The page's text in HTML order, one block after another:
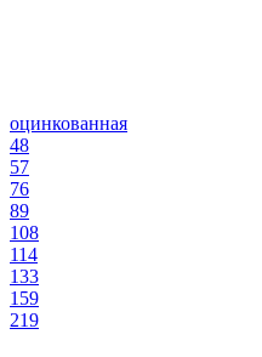
оцинкованная
48
57
76
89
108
114
133
159
219